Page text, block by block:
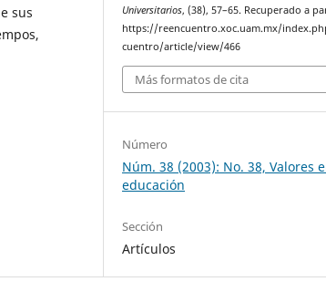
sus
Universitarios, (38), 57–65. Recuperado a
https://reencuentro.xoc.uam.mx/
cuentro/article/view/466
Más formatos de cita
Número
Núm. 38 (2003): No. 38, Valores
educación
Sección
Artículos